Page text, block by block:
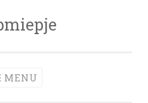
MENU